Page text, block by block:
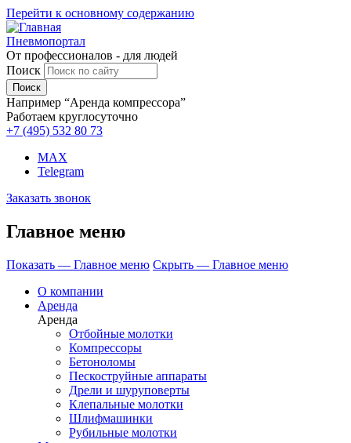
Перейти к основному содержанию
Пневмопортал
От профессионалов - для людей
Поиск
Например “Аренда компрессора”
Работаем круглосуточно
+7 (495) 532 80 73
MAX
Telegram
Заказать звонок
Главное меню
Показать — Главное меню Скрыть — Главное меню
О компании
Аренда
Аренда
Отбойные молотки
Компрессоры
Бетоноломы
Пескоструйные аппараты
Дрели и шуруповерты
Клепальные молотки
Шлифмашинки
Рубильные молотки